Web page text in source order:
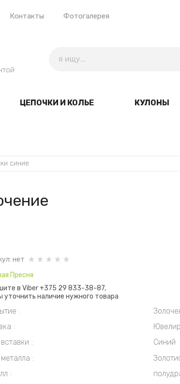
Контакты Фотогалерея
ЦЕПОЧКИ И КОЛЬЕ КУЛОНЫ
синие
нет
Пресня
в Viber +375 29 833-38-87,
уточнить наличие нужного товара
Синий